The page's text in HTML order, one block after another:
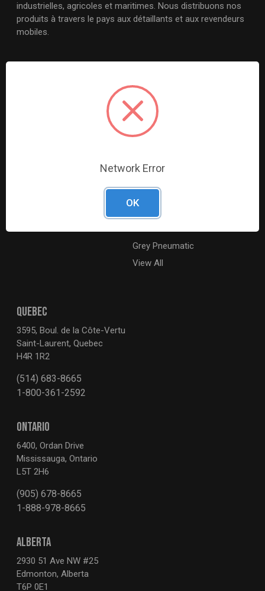
industrielles, agricoles et maritimes. Nous distribuons nos
produits à travers le pays aux détaillants et aux revendeurs
mobiles.
QUEBEC
3595, Boul. de la Côte-Vertu
Saint-Laurent, Quebec
H4R 1R2
(514) 683-8665
1-800-361-2592
ONTARIO
6400, Ordan Drive
Mississauga, Ontario
L5T 2H6
(905) 678-8665
1-888-978-8665
ALBERTA
2930 51 Ave NW #25
Edmonton, Alberta
T6P 0E1
Ridgid
Milwaukee Electric
Ingersoll Rand
Grey Pneumatic
View All
Network Error
OK